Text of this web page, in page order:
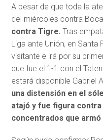
A pesar de que toda la
del miércoles contra
contra Tigre. Tras
Liga ante Unión, en
visitante e irá por su
que fue el 1-1 con el
estará disponible Gabriel
una distensión en el
atajó y fue figura
concentrados que armó